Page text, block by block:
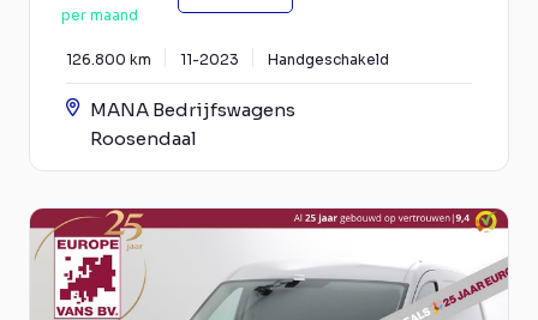
per maand
126.800 km 11-2023 Handgeschakeld
MANA Bedrijfswagens
Roosendaal